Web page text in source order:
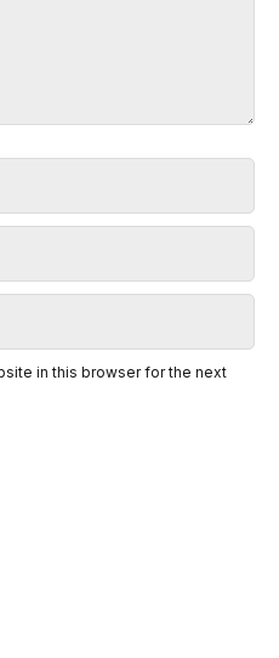
in this browser for the next